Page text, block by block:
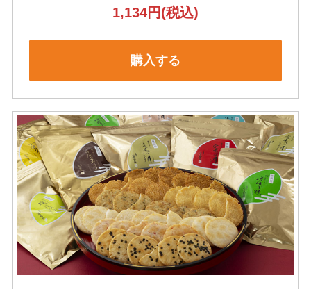
1,134円(税込)
購入する